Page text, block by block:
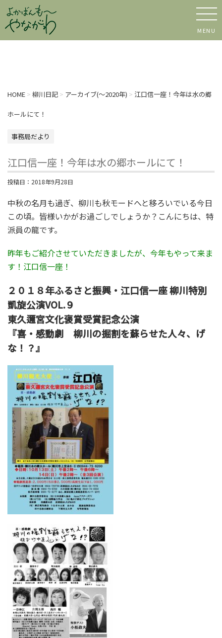
MENU
HOME > 柳川日記 > アーカイブ(〜2020年) > 江口信一座！今年は水の郷
ホールにて！
事務局だより
江口信一座！今年は水の郷ホールにて！
投稿日： 2018年9月28日
中秋の名月も過ぎ、柳川も秋モードへと移ろいでいる今日
この頃。皆様いかがお過ごしでしょうか？こんにちは、特
派員の龍です。
昨年もご紹介させていただきましたが、今年もやって来ま
す！江口信一座！
２０１８年ふるさと振興・江口信一座 柳川特別
凱旋公演VOL.９
東久邇宮文化褒賞受賞記念公演
『喜・感動劇 柳川の掘割を蘇らせた人々、げ
な！？』